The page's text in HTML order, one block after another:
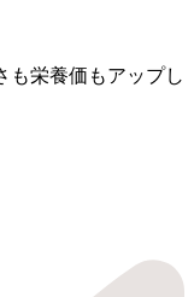
も栄養価もアップし